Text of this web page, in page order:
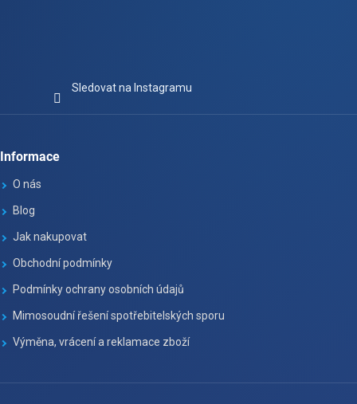
Sledovat na Instagramu
Informace
O nás
Blog
Jak nakupovat
Obchodní podmínky
Podmínky ochrany osobních údajů
Mimosoudní řešení spotřebitelských sporu
Výměna, vrácení a reklamace zboží